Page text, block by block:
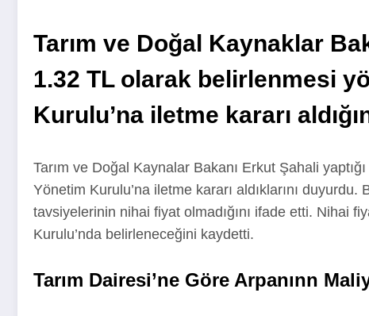
Tarım ve Doğal Kaynaklar
1.32 TL olarak belirlenmesi
Kurulu’na iletme kararı
Tarım ve Doğal Kaynalar Bakanı Erkut Şahali
Yönetim Kurulu’na iletme kararı aldıklarını
tavsiyelerinin nihai fiyat olmadığını ifade etti. Nihai
Kurulu’nda belirleneceğini kaydetti.
Tarım Dairesi’ne Göre Arpanınn